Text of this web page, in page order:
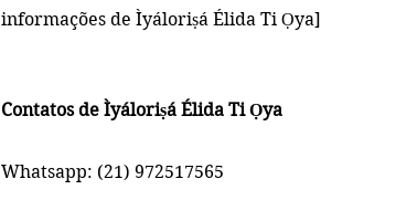
informações de Ìyáloriṣá Élida Ti Ọya]
Contatos de Ìyáloriṣá Élida Ti Ọya
Whatsapp: (21) 972517565